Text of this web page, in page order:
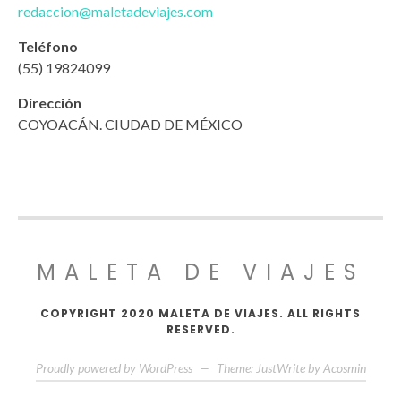
redaccion@maletadeviajes.com
Teléfono
(55) 19824099
Dirección
COYOACÁN. CIUDAD DE MÉXICO
MALETA DE VIAJES
COPYRIGHT 2020 MALETA DE VIAJES. ALL RIGHTS
RESERVED.
Proudly powered by WordPress — Theme: JustWrite by Acosmin